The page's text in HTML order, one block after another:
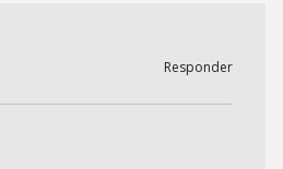
Responder